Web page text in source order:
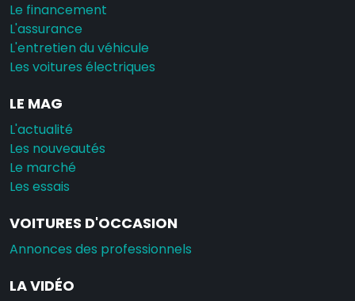
Le financement
L'assurance
L'entretien du véhicule
Les voitures électriques
LE MAG
L'actualité
Les nouveautés
Le marché
Les essais
VOITURES D'OCCASION
Annonces des professionnels
LA VIDÉO